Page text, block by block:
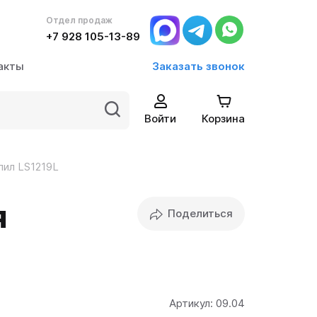
Отдел продаж
+7 928 105-13-89 Войти Корзина
Отдел продаж
+7 928 105-13-89
Заказать звонок
Войти Корзина
LS1219L
Поделиться
Артикул: 09.04